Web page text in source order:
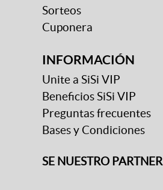
Sorteos
Cuponera
INFORMACIÓN
Unite a SiSi VIP
Beneficios SiSi VIP
Preguntas frecuentes
Bases y Condiciones
SE NUESTRO PARTNER